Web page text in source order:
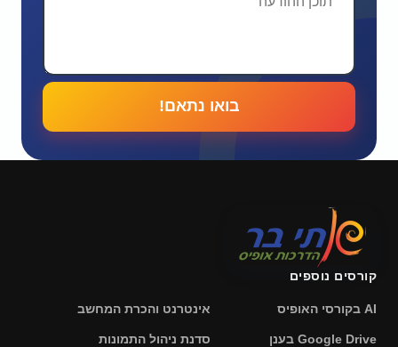
בואו נתאם!
קורסים נוספים
AI בקורסי האופיס
Google Drive בענן
אינטרנט והכרת המחשב
סדנת ניהול התמונות